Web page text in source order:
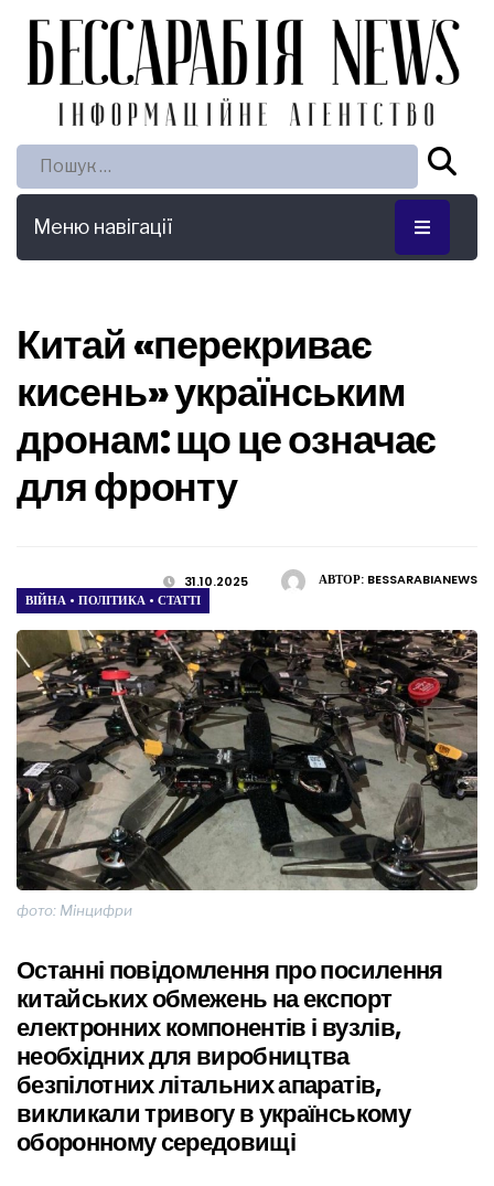
Пошук:
Меню навігації
Китай «перекриває
кисень» українським
дронам: що це означає
для фронту
АВТОР: BESSARABIANEWS
31.10.2025
ВІЙНА • ПОЛІТИКА • СТАТТІ
фото: Мінцифри
Останні повідомлення про посилення
китайських обмежень на експорт
електронних компонентів і вузлів,
необхідних для виробництва
безпілотних літальних апаратів,
викликали тривогу в українському
оборонному середовищі